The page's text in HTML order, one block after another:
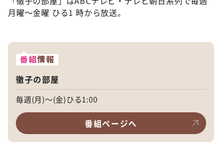
月曜～金曜 ひる1 時から放送。
番組情報
徹子の部屋
毎週(月)～(金)ひる1:00
番組ページへ